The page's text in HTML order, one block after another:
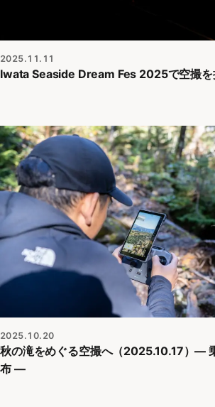
2025.11.11
Iwata Seaside Dream Fes 2025で空撮を
2025.10.20
秋の滝をめぐる空撮へ（2025.10.17）―
布 ―